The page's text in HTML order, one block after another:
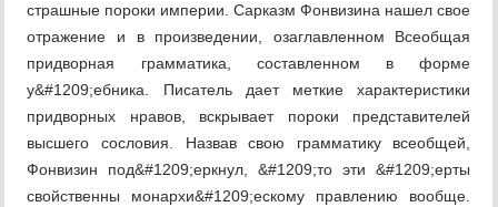
страшные пороки империи. Сарказм Фонвизина нашел свое
отражение и в произведении, озаглавленном Всеобщая
придворная грамматика, составленном в форме
у&#1209;ебника. Писатель дает меткие характеристики
придворных нравов, вскрывает пороки представителей
высшего сословия. Назвав свою грамматику всеобщей,
Фонвизин под&#1209;еркнул, &#1209;то эти &#1209;ерты
свойственны монархи&#1209;ескому правлению вообще.